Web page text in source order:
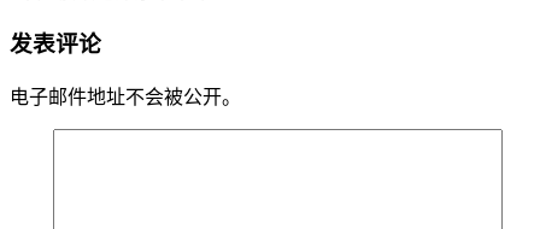
发表评论
电子邮件地址不会被公开。